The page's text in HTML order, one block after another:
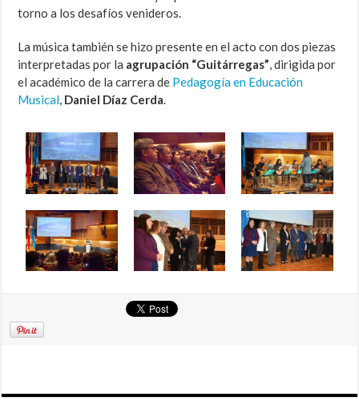
torno a los desafíos venideros.
La música también se hizo presente en el acto con dos piezas
interpretadas por la agrupación “Guitárregas”, dirigida por
el académico de la carrera de Pedagogía en Educación
Musical, Daniel Díaz Cerda.